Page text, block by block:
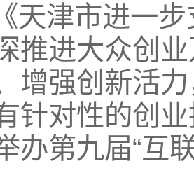
天津市进一
推进大众创
增强创新活
针对性的创
办第九届“互